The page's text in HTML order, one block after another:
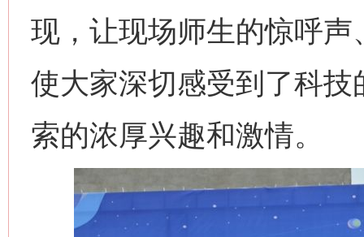
现，让现场师生的惊呼
使大家深切感受到了科
索的浓厚兴趣和激情。